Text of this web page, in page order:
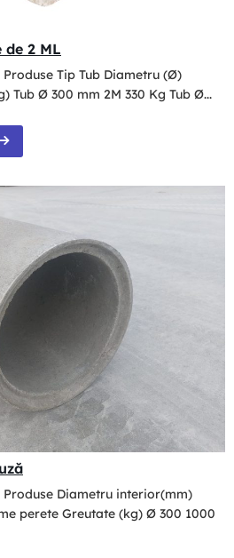
2 ML
Tip Tub Diametru (Ø)
Tub Ø 300 mm 2M 330 Kg Tub Ø...
Diametru interior(mm)
perete Greutate (kg) Ø 300 1000